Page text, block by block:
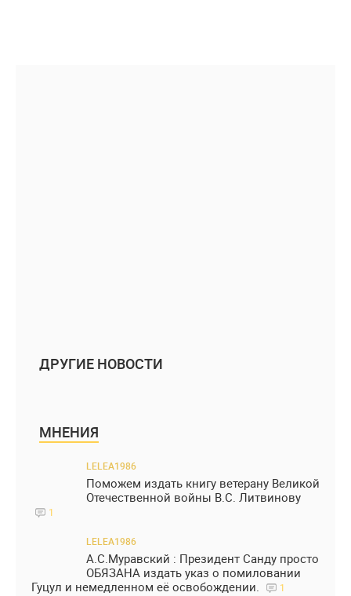
ДРУГИЕ НОВОСТИ
МНЕНИЯ
LELEA1986
Поможем издать книгу ветерану Великой
Отечественной войны В.С. Литвинову
1
LELEA1986
А.С.Муравский : Президент Санду просто
ОБЯЗАНА издать указ о помиловании
Гуцул и немедленном её освобождении.
1